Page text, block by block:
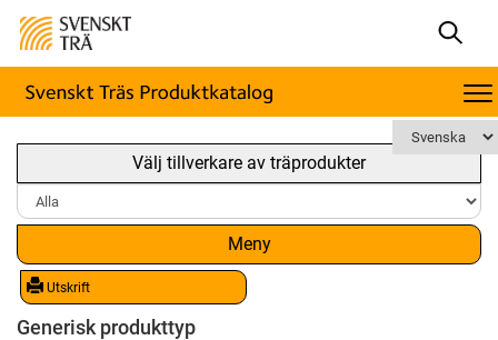
Välj tillverkare av träprodukter
Meny
Utskrift
Generisk produkttyp